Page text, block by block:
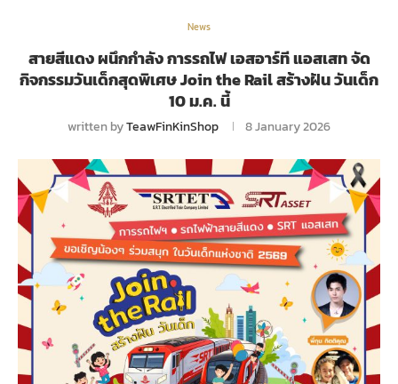
News
สายสีแดง ผนึกกำลัง การรถไฟ เอสอาร์ที แอสเสท จัด
กิจกรรมวันเด็กสุดพิเศษ Join the Rail สร้างฝัน วันเด็ก
10 ม.ค. นี้
written byTeawFinKinShop 8 January 2026